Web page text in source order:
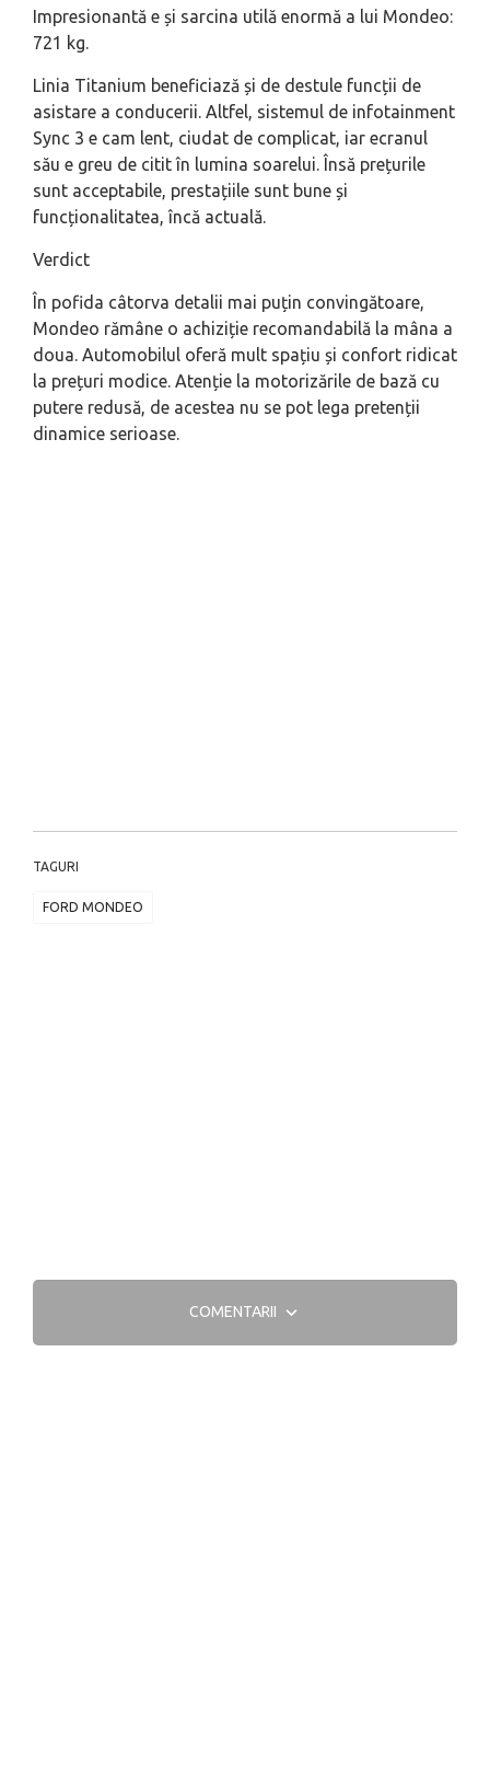
Impresionantă e și sarcina utilă enormă a lui Mondeo:
721 kg.
Linia Titanium beneficiază și de destule funcții de
asistare a conducerii. Altfel, sistemul de infotainment
Sync 3 e cam lent, ciudat de complicat, iar ecranul
său e greu de citit în lumina soarelui. Însă prețurile
sunt acceptabile, prestațiile sunt bune și
funcționalitatea, încă actuală.
Verdict
În pofida câtorva detalii mai puțin convingătoare,
Mondeo rămâne o achiziție recomandabilă la mâna a
doua. Automobilul oferă mult spațiu și confort ridicat
la prețuri modice. Atenție la motorizările de bază cu
putere redusă, de acestea nu se pot lega pretenții
dinamice serioase.
TAGURI
FORD MONDEO
COMENTARII